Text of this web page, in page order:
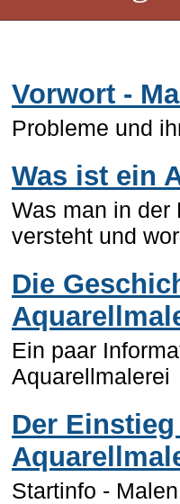
Vorwort -
Probleme und
Was ist ein
Was man in der
versteht und
Die
Ein paar
Aquarellmalerei
Der
Startinfo -